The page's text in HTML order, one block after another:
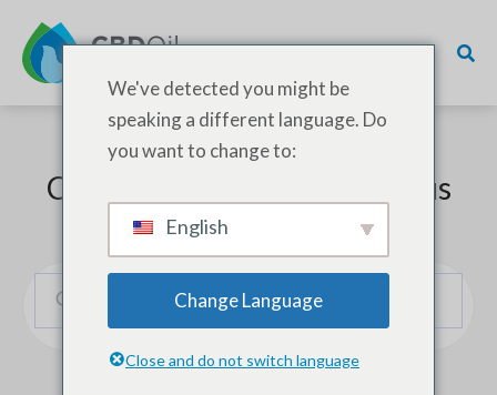
Comment pouvons-nous vous
aider ?
We've detected you might be
speaking a different language. Do
you want to change to:
English
Change Language
Close and do not switch language